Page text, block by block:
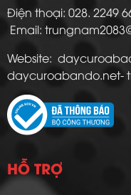
Điện thoại: 028.
Email:
Website:
daycuroabando.net-
HỖ TRỢ